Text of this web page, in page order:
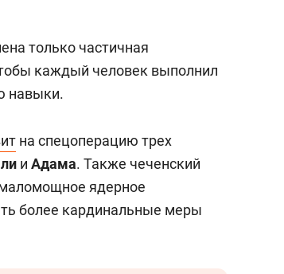
только частичная
каждый человек выполнил
навыки.
на спецоперацию трех
и Адама. Также чеченский
ядерное
более кардинальные меры